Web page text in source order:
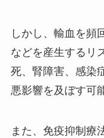
しかし、輸血を頻
などを産生するリ
死、腎障害、感染
悪影響を及ぼす可
また、免疫抑制療